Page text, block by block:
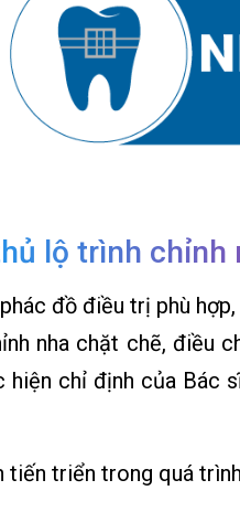
lộ trình chỉnh
đồ điều trị phù
nha chặt chẽ, điều
hiện chỉ định của Bác
tiến triển trong quá